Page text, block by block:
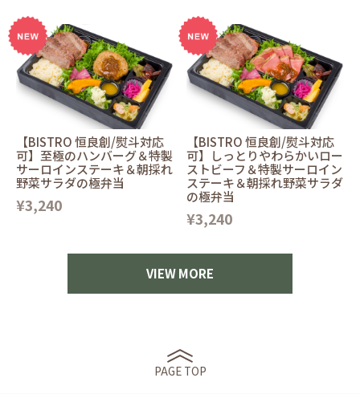
【BISTRO 恒良創/熨斗対応
可】至極のハンバーグ＆特製
サーロインステーキ＆朝採れ
野菜サラダの極弁当
¥3,240
【BISTRO 恒良創/熨斗対応
可】しっとりやわらかいロー
ストビーフ＆特製サーロイン
ステーキ＆朝採れ野菜サラダ
の極弁当
¥3,240
VIEW MORE
PAGE TOP